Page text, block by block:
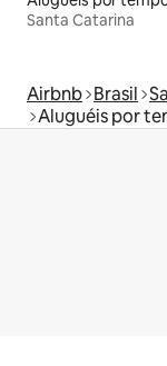
Santa Catarina
Airbnb Brasil
Aluguéis por